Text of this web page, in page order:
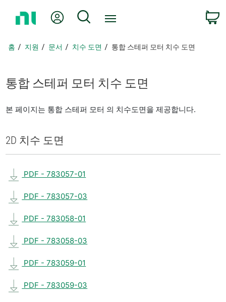
지
아
가
내 계정 검색
홈 지원 문서 치수 도면 통합 스테퍼 모터 치수 도면
통합 스테퍼 모터 치수 도면
본 페이지는 통합 스테퍼 모터 의 치수도면을 제공합니다.
2D 치수 도면
PDF - 783057-01
PDF - 783057-03
PDF - 783058-01
PDF - 783058-03
PDF - 783059-01
PDF - 783059-03